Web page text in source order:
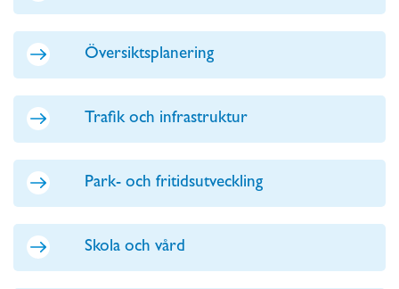
Översiktsplanering
Trafik och infrastruktur
Park- och fritidsutveckling
Skola och vård